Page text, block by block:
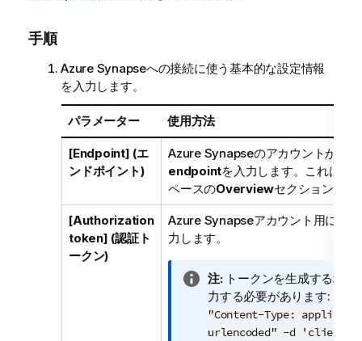
手順
Azure Synapseへの接続に使う基本的な設定情報
を入力します。
パラメーター 使用方法
[Endpoint] (エ
ンドポイント)
Azure Synapseのアカウントから
endpointを入力します。これは
ペースのOverviewセクションにあ
[Authorization
token] (認証ト
ークン)
Azure Synapseアカウント用に生
力します。
情
報
メ
モ
注:トークンを生成する場合
力する必要があります:
"Content-Type:
urlencoded" -d